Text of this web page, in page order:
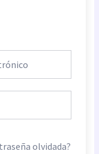
olvidada?